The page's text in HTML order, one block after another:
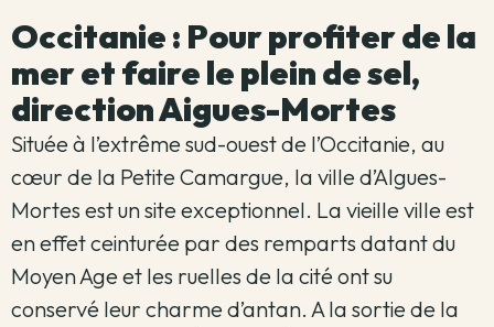
Occitanie : Pour profiter de la
mer et faire le plein de sel,
direction Aigues-Mortes
Située à l’extrême sud-ouest de l’Occitanie, au
cœur de la Petite Camargue, la ville d’AIgues-
Mortes est un site exceptionnel. La vieille ville est
en effet ceinturée par des remparts datant du
Moyen Age et les ruelles de la cité ont su
conservé leur charme d’antan. A la sortie de la